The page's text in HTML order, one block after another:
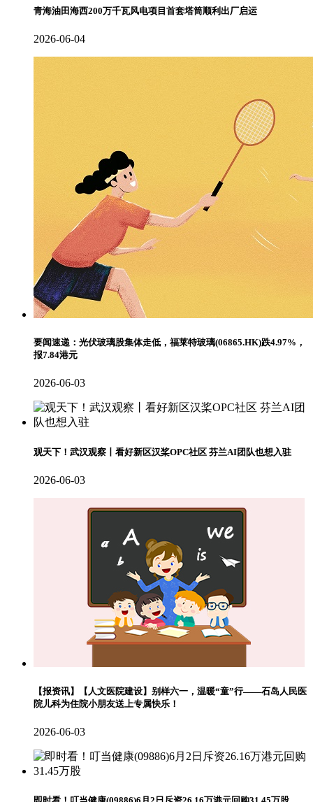
青海油田海西200万千瓦风电项目首套塔筒顺利出厂启运
2026-06-04
要闻速递：光伏玻璃股集体走低，福莱特玻璃(06865.HK)跌4.97%，
报7.84港元
2026-06-03
观天下！武汉观察丨看好新区汉桨OPC社区 芬兰AI团队也想入驻
2026-06-03
【报资讯】【人文医院建设】别样六一，温暖“童”行——石岛人民医
院儿科为住院小朋友送上专属快乐！
2026-06-03